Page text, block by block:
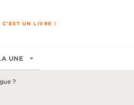
C'EST UN LIVRE !
UNE arrow_drop_down
?